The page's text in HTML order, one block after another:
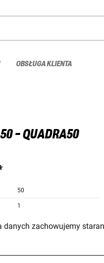
OBSŁUGA KLIENTA
- QUADRA50
50
1
danych zachowujemy